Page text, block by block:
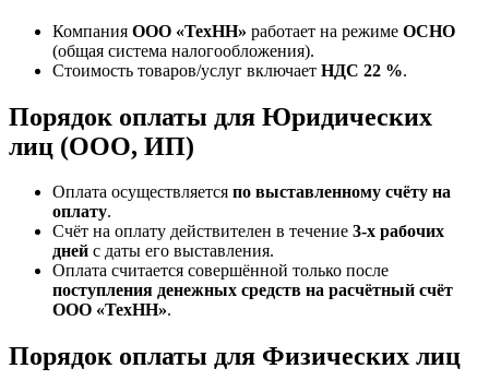
Компания ООО «ТехНН» работает на режиме ОСНО
(общая система налогообложения).
Стоимость товаров/услуг включает НДС 22 %.
Порядок оплаты для Юридических
лиц (ООО, ИП)
Оплата осуществляется по выставленному счёту на
оплату.
Счёт на оплату действителен в течение 3‑х рабочих
дней с даты его выставления.
Оплата считается совершённой только после
поступления денежных средств на расчётный счёт
ООО «ТехНН».
Порядок оплаты для Физических лиц